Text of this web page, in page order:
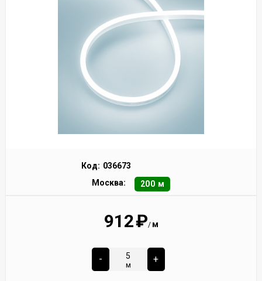
Код: 036673
Москва:
200 м
912₽/ м
-
м
+